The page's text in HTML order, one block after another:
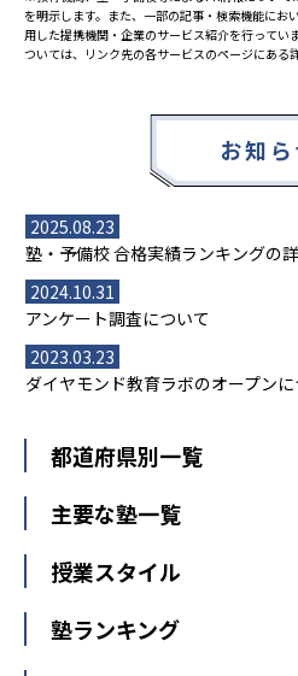
を明示します。また、一部の記事・検索機能にお
用した提携機関・企業のサービス紹介を行ってい
ついては、リンク先の各サービスのページにある
お知ら
2025.08.23
塾・予備校 合格実績ランキングの
2024.10.31
アンケート調査について
2023.03.23
ダイヤモンド教育ラボのオープンに
都道府県別一覧
北海道・東北
山形県
福島県
関東
東京都
神奈川県
主要な塾一覧
【掲載塾一覧を見る】
東京個別指導学院
授業スタイル
個別指導
塾ランキング